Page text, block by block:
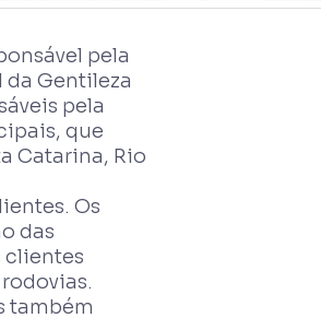
pela
da Gentileza
pela
que
Catarina, Rio
Os
das
clientes
também